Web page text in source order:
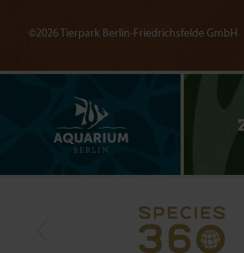
©2026 Tierpark Berlin-Friedrichsfelde GmbH